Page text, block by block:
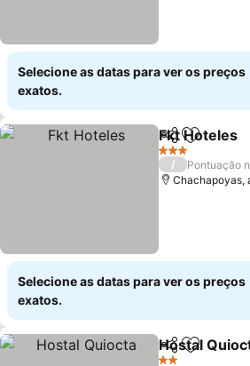
Selecione as datas para ver os preços
exatos.
Partilhar
Fkt Hoteles
3 Estrelas
/
Pontuação
Chachapoyas,
Selecione as datas para ver os preços
exatos.
Partilhar
Hostal